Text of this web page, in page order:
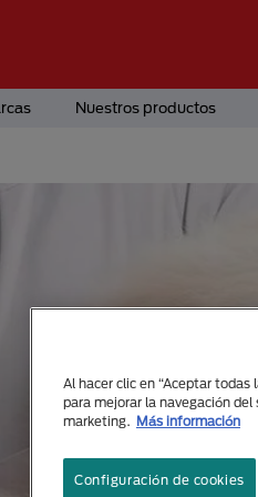
Nuestros productos
Al hacer clic en “Aceptar todas
para mejorar la navegación
marketing.
Más información
Configuración de cookies